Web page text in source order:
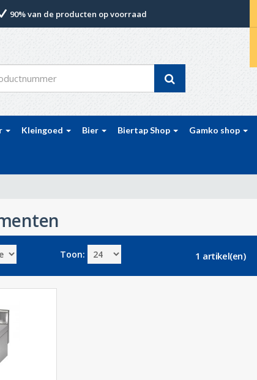
90% van de producten op voorraad
Kleingoed Bier Biertap Shop Gamko shop
Toon: 1 artikel(en)